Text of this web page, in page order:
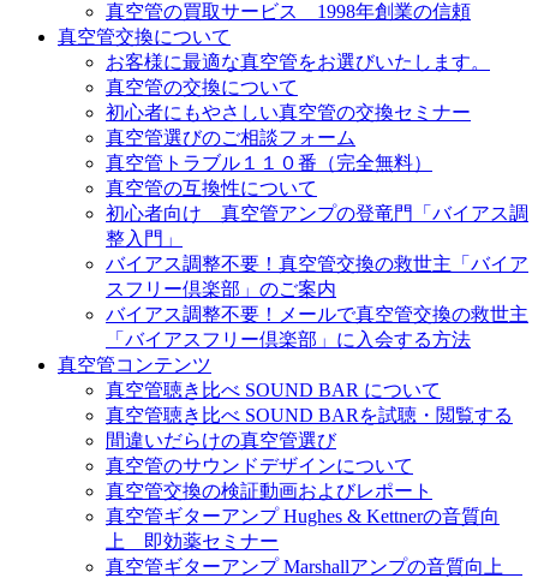
真空管の買取サービス 1998年創業の信頼
真空管交換について
お客様に最適な真空管をお選びいたします。
真空管の交換について
初心者にもやさしい真空管の交換セミナー
真空管選びのご相談フォーム
真空管トラブル１１０番（完全無料）
真空管の互換性について
初心者向け 真空管アンプの登竜門「バイアス調
整入門」
バイアス調整不要！真空管交換の救世主「バイア
スフリー倶楽部」のご案内
バイアス調整不要！メールで真空管交換の救世主
「バイアスフリー倶楽部」に入会する方法
真空管コンテンツ
真空管聴き比べ SOUND BAR について
真空管聴き比べ SOUND BARを試聴・閲覧する
間違いだらけの真空管選び
真空管のサウンドデザインについて
真空管交換の検証動画およびレポート
真空管ギターアンプ Hughes & Kettnerの音質向
上 即効薬セミナー
真空管ギターアンプ Marshallアンプの音質向上